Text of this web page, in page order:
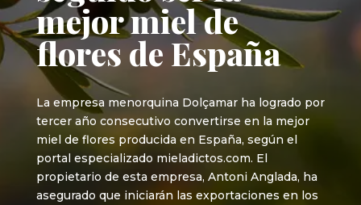
mejor miel de
flores de España
La empresa menorquina Dolçamar ha logrado por
tercer año consecutivo convertirse en la mejor
miel de flores producida en España, según el
portal especializado mieladictos.com. El
propietario de esta empresa, Antoni Anglada, ha
asegurado que iniciarán las exportaciones en los